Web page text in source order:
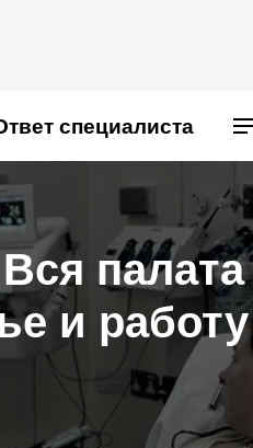
специалиста
палата
и работу